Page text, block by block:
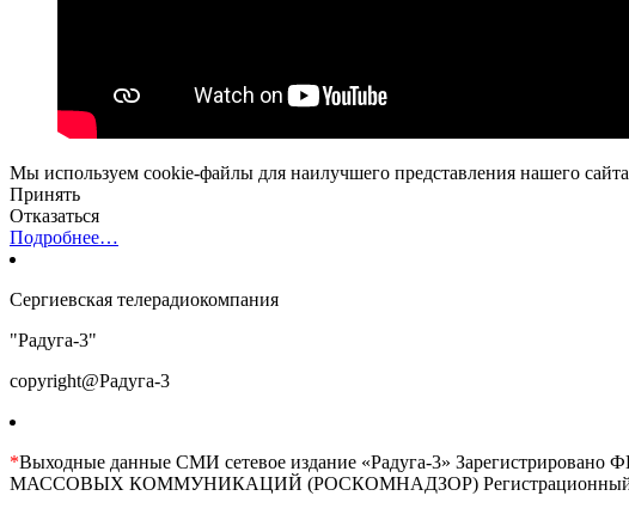
Мы используем cookie-файлы для наилучшего представления нашего
Принять
Отказаться
Подробнее…
Сергиевская телерадиокомпания
"Радуга-3"
copyright@Радуга-3
*Выходные данные СМИ сетевое издание «Радуга-3»
МАССОВЫХ КОММУНИКАЦИЙ (РОСКОМНАДЗОР) Регистрационный № ЭЛ